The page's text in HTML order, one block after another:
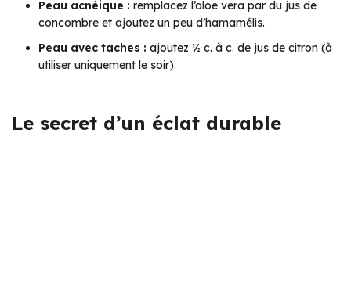
Peau acnéique : remplacez l’aloe vera par du jus de
concombre et ajoutez un peu d’hamamélis.
Peau avec taches : ajoutez ½ c. à c. de jus de citron (à
utiliser uniquement le soir).
Le secret d’un éclat durable